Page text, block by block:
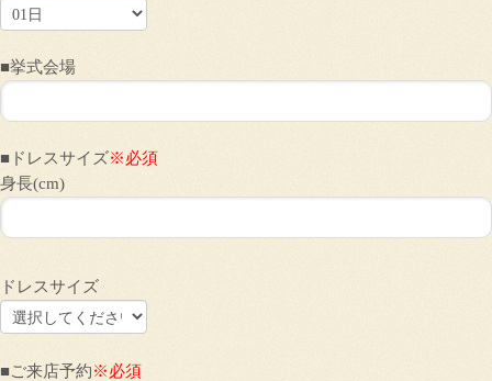
■挙式会場
■ドレスサイズ※必須
身長(cm)
ドレスサイズ
■ご来店予約※必須